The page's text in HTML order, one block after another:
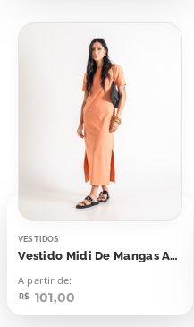
VESTIDOS
Vestido Midi De Mangas Areia Pêssego
A partir de:
R$ 101,00